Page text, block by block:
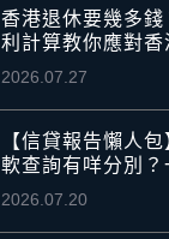
香港退休要幾多
利計算教你應對香
2026.07.27
【信貸報告懶人
軟查詢有咩分別？
評級及信貸紀錄影
2026.07.20